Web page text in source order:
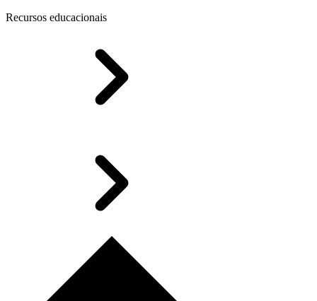
Recursos educacionais